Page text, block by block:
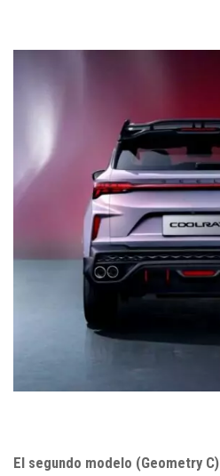
El segundo modelo (Geometry C)